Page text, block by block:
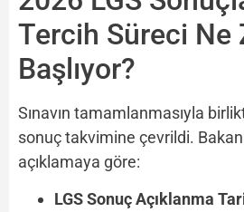
Tercih Süreci Ne
Başlıyor?
Sınavın tamamlanmasıyla
sonuç takvimine çevrildi.
açıklamaya göre:
LGS Sonuç Açıklanma